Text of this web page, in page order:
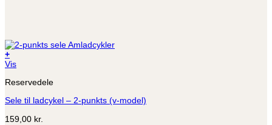
+
Vis
Reservedele
Sele til ladcykel – 2-punkts (v-model)
159,00 kr.